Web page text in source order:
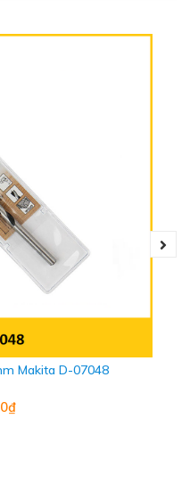
Makita D-07048